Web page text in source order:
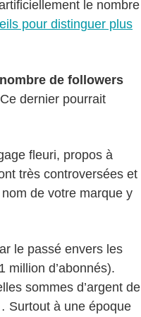
le nombre
pour distinguer plus
de followers
dernier pourrait
fleuri, propos à
très controversées et
de votre marque y
le passé envers les
million d’abonnés).
sommes d’argent de
Surtout à une époque